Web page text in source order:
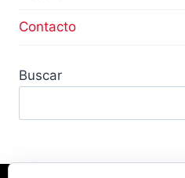
Contacto
Buscar